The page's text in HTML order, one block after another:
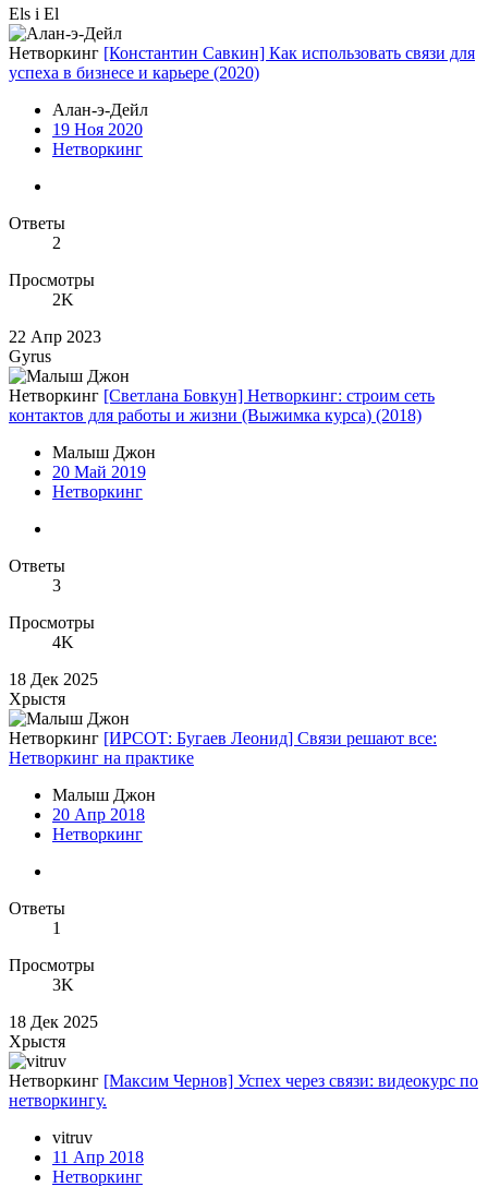
Els i El
Нетворкинг [Константин Савкин] Как использовать связи для
успеха в бизнесе и карьере (2020)
Алан-э-Дейл
19 Ноя 2020
Нетворкинг
Ответы
2
Просмотры
2K
22 Апр 2023
Gyrus
Нетворкинг [Светлана Бовкун] Нетворкинг: строим сеть
контактов для работы и жизни (Выжимка курса) (2018)
Малыш Джон
20 Май 2019
Нетворкинг
Ответы
3
Просмотры
4K
18 Дек 2025
Хрыстя
Нетворкинг [ИРСОТ: Бугаев Леонид] Связи решают все:
Нетворкинг на практике
Малыш Джон
20 Апр 2018
Нетворкинг
Ответы
1
Просмотры
3K
18 Дек 2025
Хрыстя
Нетворкинг [Максим Чернов] Успех через связи: видеокурс по
нетворкингу.
vitruv
11 Апр 2018
Нетворкинг